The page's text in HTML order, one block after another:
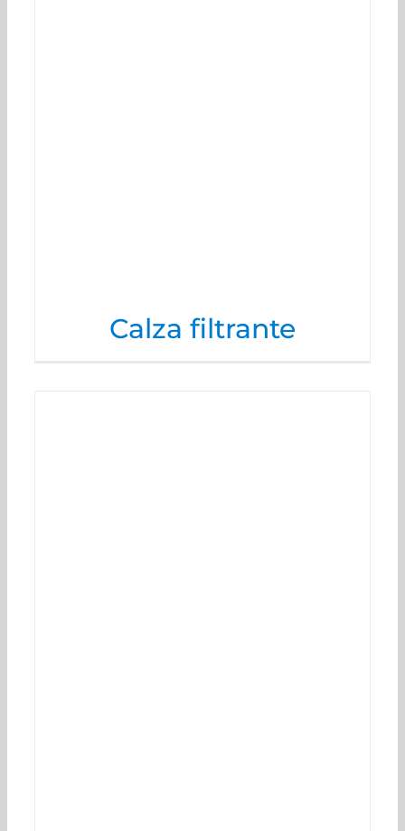
Calza filtrante